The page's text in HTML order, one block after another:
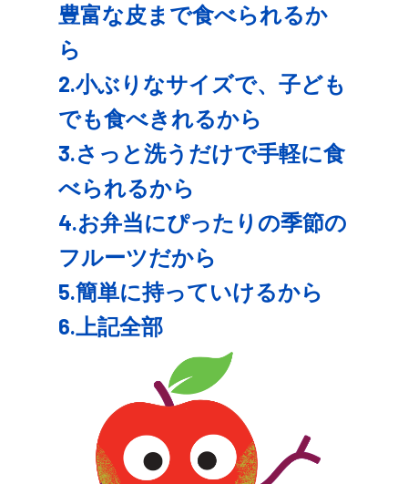
豊富な皮まで食べられるか
ら
2.小ぶりなサイズで、子ども
でも食べきれるから
3.さっと洗うだけで手軽に食
べられるから
4.お弁当にぴったりの季節の
フルーツだから
5.簡単に持っていけるから
6.上記全部